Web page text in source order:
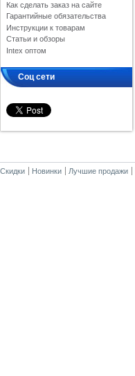
Как сделать заказ на сайте
Гарантийные обязательства
Инструкции к товарам
Статьи и обзоры
Intex оптом
Соц сети
Скидки Новинки Лучшие продажи